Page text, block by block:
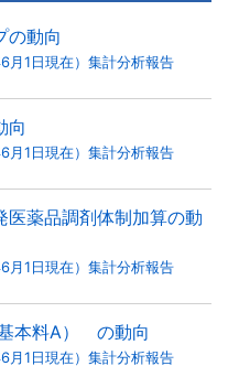
動向
月1日現在）集計分析報告
向
月1日現在）集計分析報告
薬品調剤体制加算の動
月1日現在）集計分析報告
本料A） の動向
月1日現在）集計分析報告